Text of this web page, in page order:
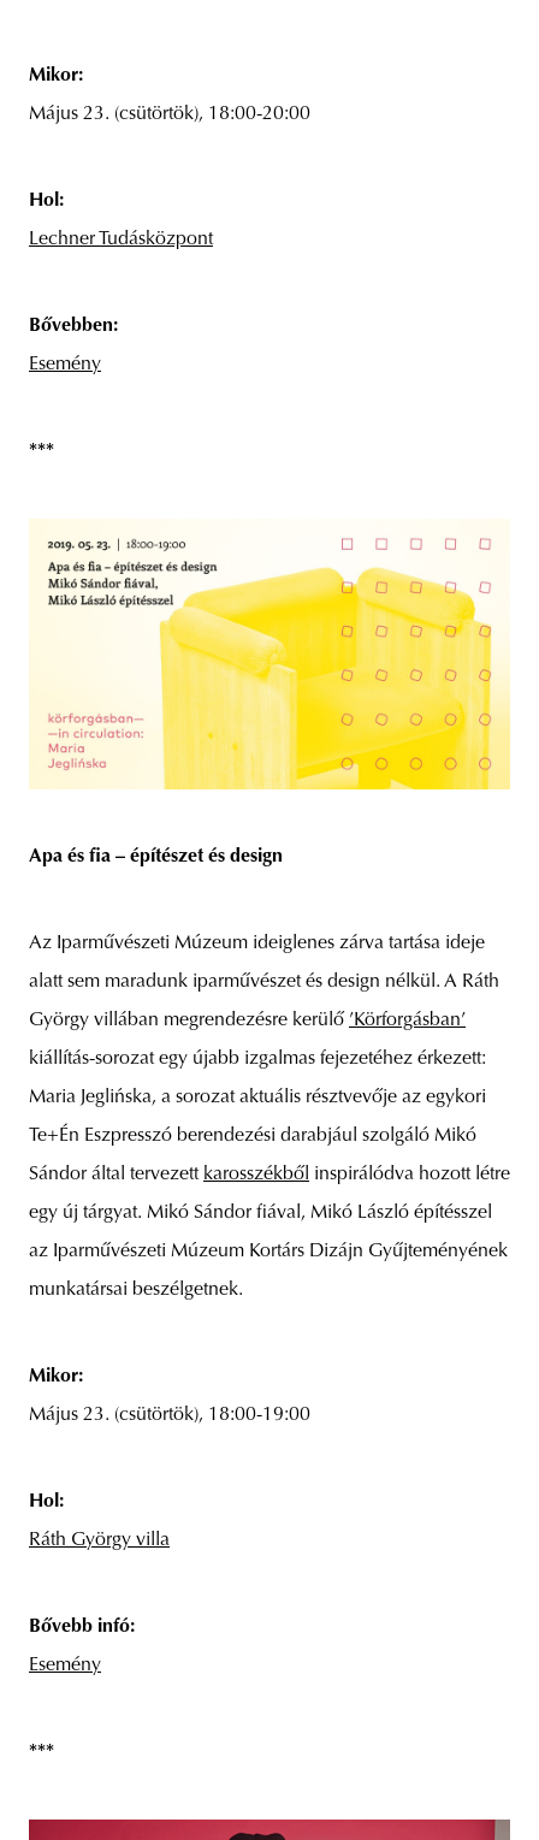
Mikor:
Május 23. (csütörtök), 18:00-20:00
Hol:
Lechner Tudásközpont
Bővebben:
Esemény
***
Apa és fia – építészet és design
Az Iparművészeti Múzeum ideiglenes zárva tartása ideje
alatt sem maradunk iparművészet és design nélkül. A Ráth
György villában megrendezésre kerülő ’Körforgásban’
kiállítás-sorozat egy újabb izgalmas fejezetéhez érkezett:
Maria Jeglińska, a sorozat aktuális résztvevője az egykori
Te+Én Eszpresszó berendezési darabjául szolgáló Mikó
Sándor által tervezett karosszékből inspirálódva hozott létre
egy új tárgyat. Mikó Sándor fiával, Mikó László építésszel
az Iparművészeti Múzeum Kortárs Dizájn Gyűjteményének
munkatársai beszélgetnek.
Mikor:
Május 23. (csütörtök), 18:00-19:00
Hol:
Ráth György villa
Bővebb infó:
Esemény
***